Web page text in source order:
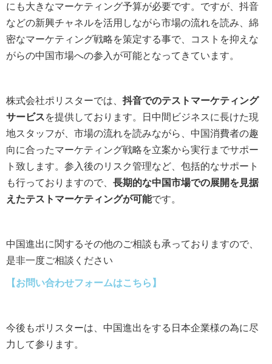
にも大きなマーケティング予算が必要です。ですが、抖音
などの新興チャネルを活用しながら市場の流れを読み、綿
密なマーケティング戦略を策定する事で、コストを抑えな
がらの中国市場への参入が可能となってきています。
株式会社ポリスターでは、 抖音でのテストマーケティング
サービスを提供しております。日中間ビジネスに長けた現
地スタッフが、市場の流れを読みながら、中国消費者の趣
向に合ったマーケティング戦略を立案から実行までサポー
ト致します。参入後のリスク管理など、包括的なサポート
も行っておりますので、 長期的な中国市場での展開を見据
えたテストマーケティングが可能です。
中国進出に関するその他のご相談も承っておりますので、
是非一度ご相談ください
【お問い合わせフォームはこちら】
今後もポリスターは、中国進出をする日本企業様の為に尽
力して参ります。